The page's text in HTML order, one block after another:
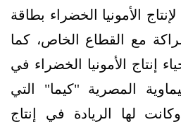
الأمونيا الخضراء بطاقة
مع القطاع الخاص، كما
إنتاج الأمونيا الخضراء في
المصرية "كيما" التي
عام 1956 وكانت لها الريادة في إنتاج